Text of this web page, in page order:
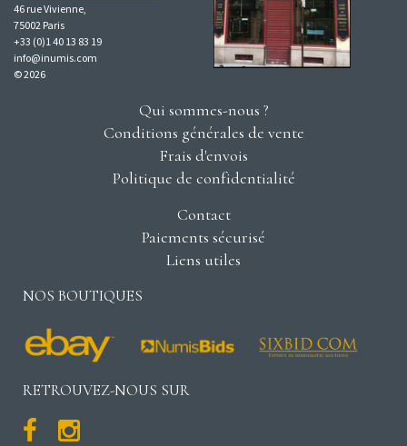
46 rue Vivienne,
75002 Paris
+33 (0)1 40 13 83 19
info@inumis.com
© 2026
Qui sommes-nous ?
Conditions générales de vente
Frais d'envois
Politique de confidentialité
Contact
Paiements sécurisé
Liens utiles
NOS BOUTIQUES
RETROUVEZ-NOUS SUR